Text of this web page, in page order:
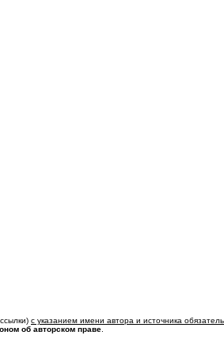
с указанием имени автора и источника
об авторском праве